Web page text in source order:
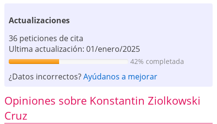
Actualizaciones
36 peticiones de cita
Ultima actualización: 01/enero/2025
42% completada
¿Datos incorrectos?Ayúdanos a mejorar
Opiniones sobre Konstantin Ziolkowski
Cruz